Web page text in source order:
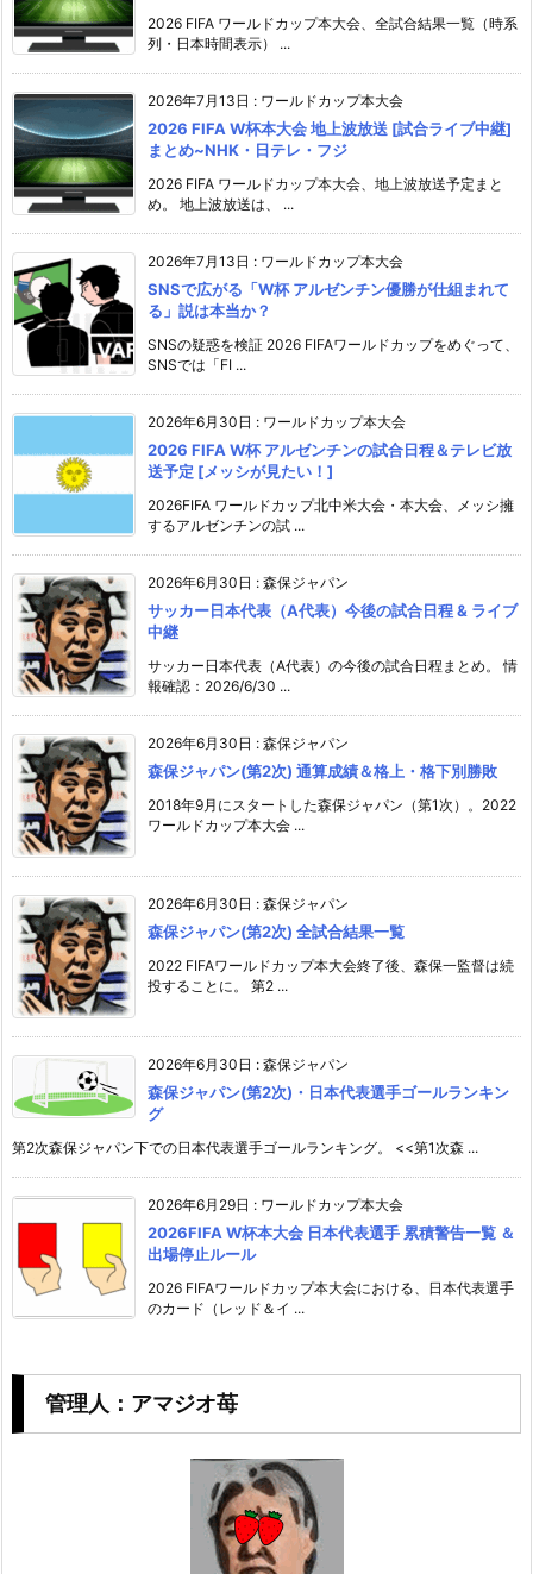
2026 FIFA ワールドカップ本大会、全試合結果一覧（時系
列・日本時間表示） ...
2026年7月13日 : ワールドカップ本大会
2026 FIFA W杯本大会 地上波放送 [試合ライブ中継]
まとめ~NHK・日テレ・フジ
2026 FIFA ワールドカップ本大会、地上波放送予定まと
め。 地上波放送は、 ...
2026年7月13日 : ワールドカップ本大会
SNSで広がる「W杯 アルゼンチン優勝が仕組まれて
る」説は本当か？
SNSの疑惑を検証 2026 FIFAワールドカップをめぐって、
SNSでは「FI ...
2026年6月30日 : ワールドカップ本大会
2026 FIFA W杯 アルゼンチンの試合日程＆テレビ放
送予定 [メッシが見たい！]
2026FIFA ワールドカップ北中米大会・本大会、メッシ擁
するアルゼンチンの試 ...
2026年6月30日 : 森保ジャパン
サッカー日本代表（A代表）今後の試合日程 & ライブ
中継
サッカー日本代表（A代表）の今後の試合日程まとめ。 情
報確認：2026/6/30 ...
2026年6月30日 : 森保ジャパン
森保ジャパン(第2次) 通算成績＆格上・格下別勝敗
2018年9月にスタートした森保ジャパン（第1次）。2022
ワールドカップ本大会 ...
2026年6月30日 : 森保ジャパン
森保ジャパン(第2次) 全試合結果一覧
2022 FIFAワールドカップ本大会終了後、森保一監督は続
投することに。 第2 ...
2026年6月30日 : 森保ジャパン
森保ジャパン(第2次)・日本代表選手ゴールランキン
グ
第2次森保ジャパン下での日本代表選手ゴールランキング。 <<第1次森 ...
2026年6月29日 : ワールドカップ本大会
2026FIFA W杯本大会 日本代表選手 累積警告一覧 ＆
出場停止ルール
2026 FIFAワールドカップ本大会における、日本代表選手
のカード（レッド＆イ ...
管理人：アマジオ苺